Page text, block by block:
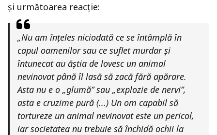
și următoarea reacție:
„Nu am înțeles niciodată ce se întâmplă în
capul oamenilor sau ce suflet murdar și
întunecat au ăștia de lovesc un animal
nevinovat până îl lasă să zacă fără apărare.
Asta nu e o „glumă” sau „explozie de nervi”,
asta e cruzime pură (...) Un om capabil să
tortureze un animal nevinovat este un pericol,
iar societatea nu trebuie să închidă ochii la